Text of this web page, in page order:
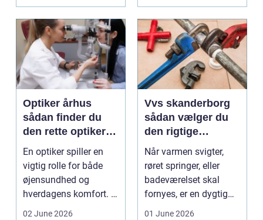
Optiker århus
sådan finder du
den rette optiker i
byen
En optiker spiller en
vigtig rolle for både
øjensundhed og
hverdagens komfort. I
en by som Aarhus, h...
02 June 2026
Vvs skanderborg
sådan vælger du
den rigtige
installatør
Når varmen svigter,
røret springer, eller
badeværelset skal
fornyes, er en dygtig
VVS-installatør gu...
01 June 2026